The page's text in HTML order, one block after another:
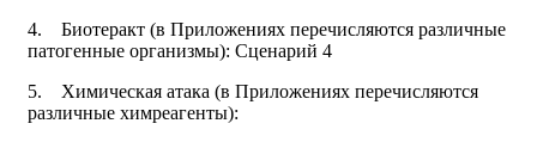
4. Биотеракт (в Приложениях перечисляются различные
патогенные организмы): Сценарий 4
5. Химическая атака (в Приложениях перечисляются
различные химреагенты):